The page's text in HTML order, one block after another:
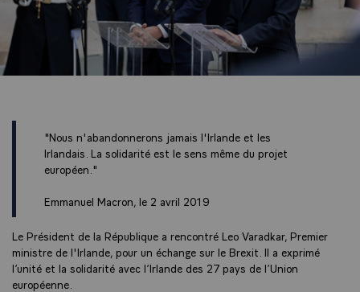
"Nous n'abandonnerons jamais l'Irlande et les
Irlandais. La solidarité est le sens même du projet
européen."
Emmanuel Macron, le 2 avril 2019
Le Président de la République a rencontré Leo Varadkar, Premier
ministre de l'Irlande, pour un échange sur le Brexit. Il a exprimé
l’unité et la solidarité avec l’Irlande des 27 pays de l’Union
européenne.